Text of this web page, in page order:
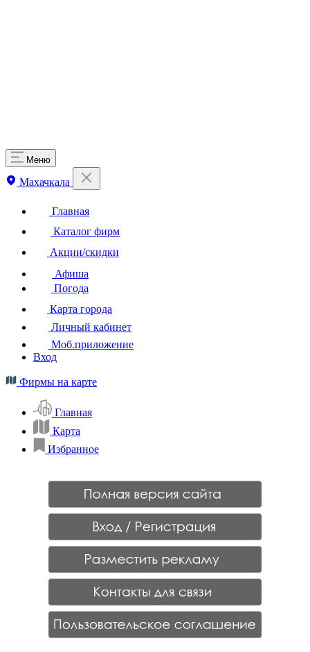
Меню
Махачкала
Главная
Каталог фирм
Акции/скидки
Афиша
Погода
Карта города
Личный кабинет
Моб.приложение
Вход
Фирмы на карте
Главная
Карта
Избранное